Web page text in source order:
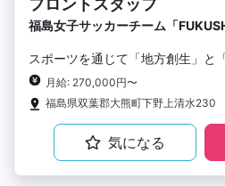
フロントスタッフ
福島女子サッカーチーム「
スポーツを通じて「地方創生」と
月給: 270,000円〜
福島県双葉郡大熊町下野上清水230
気になる